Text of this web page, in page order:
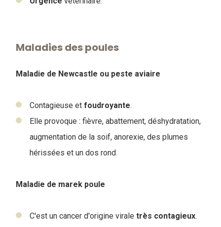
Maladies des poules
Maladie de Newcastle ou peste aviaire
Contagieuse et foudroyante.
Elle provoque : fièvre, abattement, déshydratation,
augmentation de la soif, anorexie, des plumes
hérissées et un dos rond.
Maladie de marek poule
C'est un cancer d'origine virale très contagieux.